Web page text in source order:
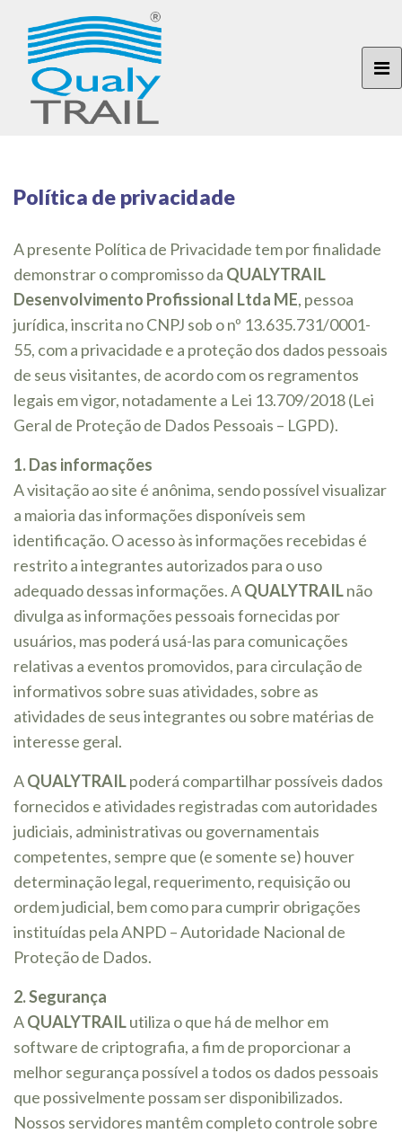
Política de privacidade
A presente Política de Privacidade tem por finalidade
demonstrar o compromisso da QUALYTRAIL
Desenvolvimento Profissional Ltda ME, pessoa
jurídica, inscrita no CNPJ sob o nº 13.635.731/0001-
55, com a privacidade e a proteção dos dados pessoais
de seus visitantes, de acordo com os regramentos
legais em vigor, notadamente a Lei 13.709/2018 (Lei
Geral de Proteção de Dados Pessoais – LGPD).
1. Das informações
A visitação ao site é anônima, sendo possível visualizar
a maioria das informações disponíveis sem
identificação. O acesso às informações recebidas é
restrito a integrantes autorizados para o uso
adequado dessas informações. AQUALYTRAILnão
divulga as informações pessoais fornecidas por
usuários, mas poderá usá-las para comunicações
relativas a eventos promovidos, para circulação de
informativos sobre suas atividades, sobre as
atividades de seus integrantes ou sobre matérias de
interesse geral.
AQUALYTRAILpoderá compartilhar possíveis dados
fornecidos e atividades registradas com autoridades
judiciais, administrativas ou governamentais
competentes, sempre que (e somente se) houver
determinação legal, requerimento, requisição ou
ordem judicial, bem como para cumprir obrigações
instituídas pela ANPD – Autoridade Nacional de
Proteção de Dados.
2. Segurança
AQUALYTRAILutiliza o que há de melhor em
software de criptografia, a fim de proporcionar a
melhor segurança possível a todos os dados pessoais
que possivelmente possam ser disponibilizados.
Nossos servidores mantêm completo controle sobre